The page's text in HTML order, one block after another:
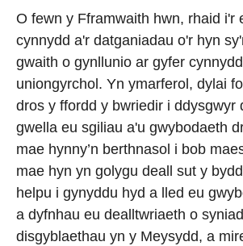
O fewn y Fframwaith hwn, rhaid i'r
cynnydd a'r datganiadau o'r hyn
gwaith o gynllunio ar gyfer
uniongyrchol. Yn ymarferol, dylai
dros y ffordd y bwriedir i ddysgwyr
gwella eu sgiliau a'u gwybodaeth
mae hynny’n berthnasol i bob
mae hyn yn golygu deall sut y
helpu i gynyddu hyd a lled eu
a dyfnhau eu dealltwriaeth o
disgyblaethau yn y Meysydd, a